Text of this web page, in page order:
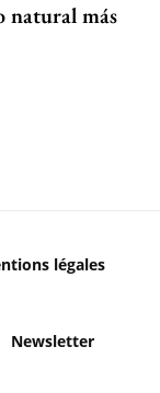
natural más
légales
Newsletter